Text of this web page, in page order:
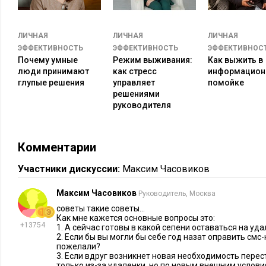
задач, куда будете вносить долгосрочные
этапа. Например, выполнение какого-то
алгоритма, бизнес-процесса. Не откладывайте в
иначе они накопятся и накроют вас с головой, что
выполнения, либо вы попросту пропустите их. По
одноразовые кратковременные задачи лучше
накапливая их. Например, выслать документы,
Совет 4: Развивайте ответственность и
На удаленке все зависит только от вас. Но если в офисе
коллегам, и руководителям, то работая из дома придется
и свои достижения. Научитесь правильно представлять
общую работу, не стесняйтесь говорить о себе и своей
благодарность всем, кто работает вместе с вами и хорошо
обязанности.
ЛИЧНАЯ
ЭФФЕКТИВНОСТЬ
Почему умные
люди принимают
глупые решения
ЛИЧНАЯ
ЭФФЕКТИВНОСТЬ
Режим выживания:
как стресс
управляет
решениями
руководителя
ЛИЧНАЯ
Как выжить в
помойке
Комментарии
Участники дискуссии: Максим Часовиков
+13754
Максим Часовиков Руководитель, Москва
советы такие советы...
Как мне кажется основные вопросы это:
1. А сейчас готовы в какой сепени оставаться на
2. Если бы вы могли бы себе год назат оправить
пожелали?
3. Если вдруг возникнет новая необходимость